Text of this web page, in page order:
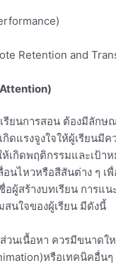
Retention and
Attention)
รียนการสอน ต้องมีลัก
กิดแรงจูงใจให้ผู้เรียน
เกิดพฤติกรรมและเป้
นไหวหรือสีสันต่าง ๆ เ
ผู้สร้างบทเรียน การแ
สนใจของผู้เรียน มีดังนี้
วนเนื้อหา ควรมีขนาด
หรือเทคนิคอื่น